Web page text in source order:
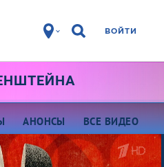
ВОЙТИ
АНОНСЫ ВСЕ ВИДЕО